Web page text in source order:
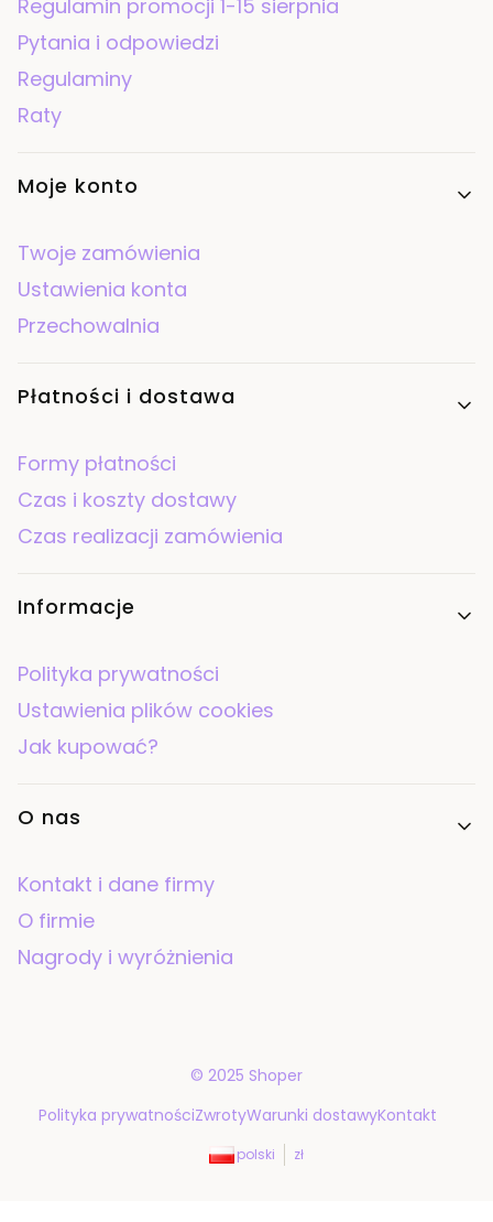
Regulamin promocji 1-15 sierpnia
Pytania i odpowiedzi
Regulaminy
Raty
Moje konto
Twoje zamówienia
Ustawienia konta
Przechowalnia
Płatności i dostawa
Formy płatności
Czas i koszty dostawy
Czas realizacji zamówienia
Informacje
Polityka prywatności
Ustawienia plików cookies
Jak kupować?
O nas
Kontakt i dane firmy
O firmie
Nagrody i wyróżnienia
© 2025 Shoper
Polityka prywatnościZwrotyWarunki dostawyKontakt
polski zł